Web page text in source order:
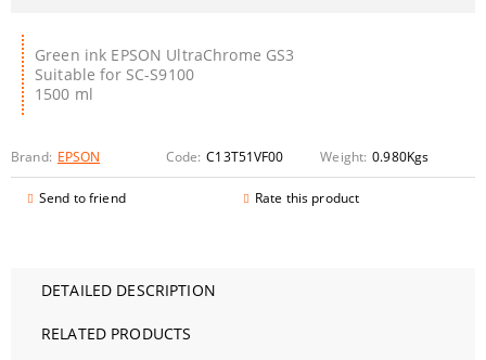
Green ink EPSON UltraChrome GS3
Suitable for SC-S9100
1500 ml
Brand: EPSON Code: C13T51VF00 Weight: 0.980Kgs
Send to friend Rate this product
DETAILED DESCRIPTION
RELATED PRODUCTS